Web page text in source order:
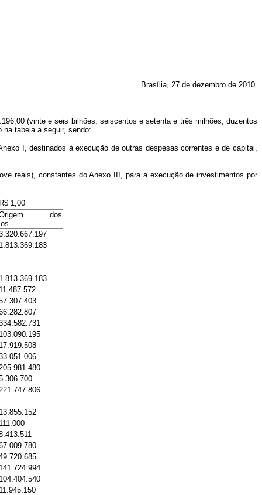
Brasília, 27 de dezembro de 2010.
(vinte e seis bilhões, seiscentos e setenta e três milhões, duzentos
tabela a seguir, sendo:
I, destinados à execução de outras despesas correntes e de capital,
reais), constantes do Anexo III, para a execução de investimentos por
1,00
dos